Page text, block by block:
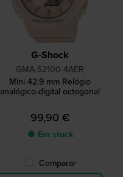
G-Shock
GMA-S2100-4AER
Mini 42.9 mm Relógio
analógico-digital octogonal
99,90 €
● Em stock
Comparar